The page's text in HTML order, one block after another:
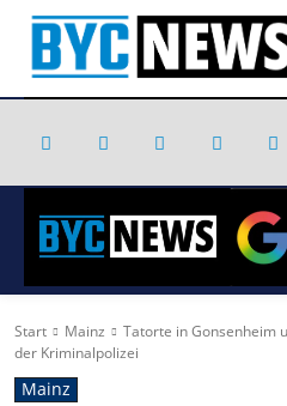
Start Mainz
Tatorte in Gonsenheim
der Kriminalpolizei
Mainz